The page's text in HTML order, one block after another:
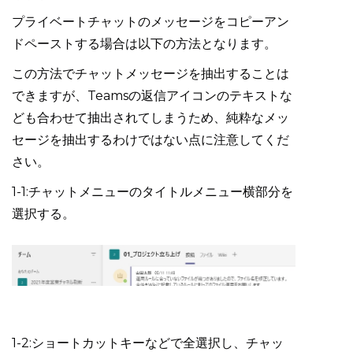
プライベートチャットのメッセージをコピーアン
ドペーストする場合は以下の方法となります。
この方法でチャットメッセージを抽出することは
できますが、Teamsの返信アイコンのテキストな
ども合わせて抽出されてしまうため、純粋なメッ
セージを抽出するわけではない点に注意してくだ
さい。
1-1:チャットメニューのタイトルメニュー横部分を
選択する。
1-2:ショートカットキーなどで全選択し、チャッ